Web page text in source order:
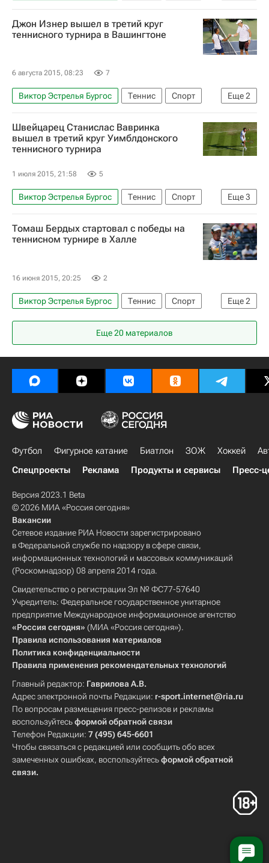
Кубок Дэвиса
Сборная Германии по теннису
Филипп Кольшрайбер
Джон Изнер вышел в третий круг
теннисного турнира в Вашингтоне
6 августа 2015, 08:23 7
Еще2
Виктор Эстрелья Бургос Теннис
Спорт
ATP 500 Вашингтон
Джон Изнер
Швейцарец Станислас Вавринка
вышел в третий круг Уимблдонского
теннисного турнира
1 июля 2015, 21:58 5
Еще3
Виктор Эстрелья Бургос Теннис
Спорт
Уимблдон-2015
Уимблдон
Станислас Вавринка
Томаш Бердых стартовал с победы на
теннисном турнире в Халле
16 июня 2015, 20:25 2
Еще2
Виктор Эстрелья Бургос Теннис
Спорт
Борна Чорич
Томаш Бердых
Еще 20 материалов
Футбол Фигурное катание Биатлон ЗОЖ Хоккей
Спецпроекты
Реклама Продукты и сервисы Пресс-
Версия 2023.1 Beta
© 2026 МИА «Россия сегодня»
Вакансии
Сетевое издание РИА Новости зарегистрировано
в Федеральной службе по надзору в сфере связи,
информационных технологий и массовых коммуникаций
(Роскомнадзор) 08 апреля 2014 года.
Свидетельство о регистрации Эл № ФС77-57640
Учредитель: Федеральное государственное унитарное
предприятие Международное информационное агентство
«Россия сегодня» (МИА «Россия сегодня»).
Правила использования материалов
Политика конфиденциальности
Правила применения рекомендательных технологий
Главный редактор: Гаврилова А.В.
Адрес электронной почты Редакции: r-sport.internet@ria.ru
По вопросам размещения пресс-релизов и рекламы
воспользуйтесьформой обратной связи
Телефон Редакции: 7 (495) 645-6601
Чтобы связаться с редакцией или сообщить обо всех
замеченных ошибках, воспользуйтесьформой обратной
связи.